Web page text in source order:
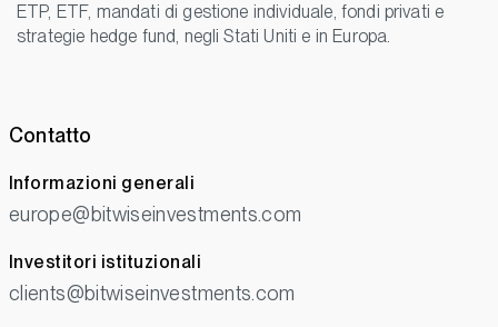
ETP, ETF, mandati di gestione individuale, fondi privati e
strategie hedge fund, negli Stati Uniti e in Europa.
Contatto
Informazioni generali
europe@bitwiseinvestments.com
Investitori istituzionali
clients@bitwiseinvestments.com